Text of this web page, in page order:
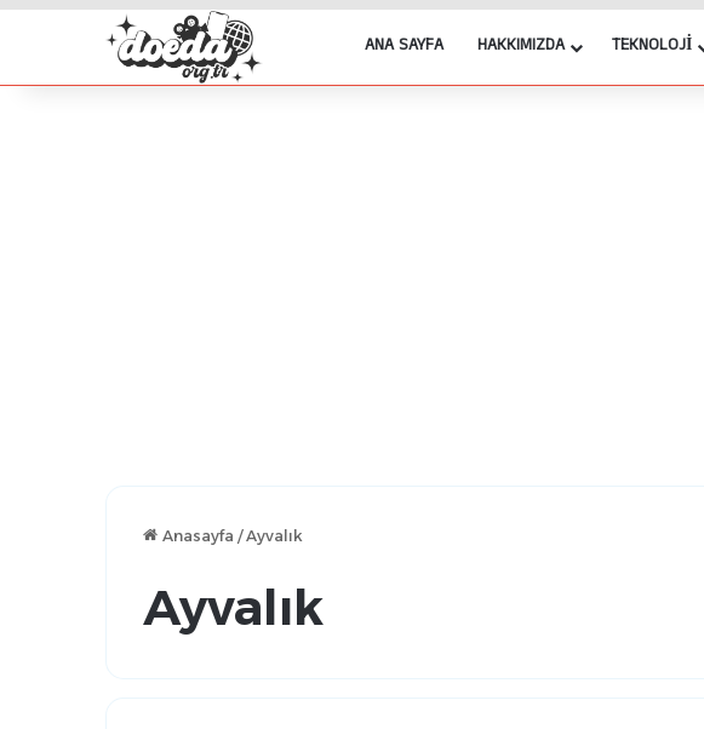
ANA SAYFA HAKKIMIZDA TEKNOLOJI
Anasayfa /Ayvalık
Ayvalık